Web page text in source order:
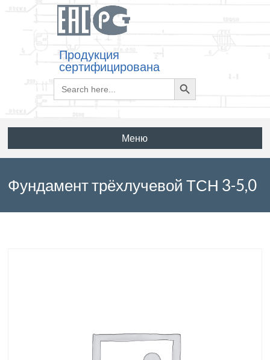
Продукция
сертифицирована
Search
for:
Search
Button
Меню
Фундамент трёхлучевой ТСН 3-5,0